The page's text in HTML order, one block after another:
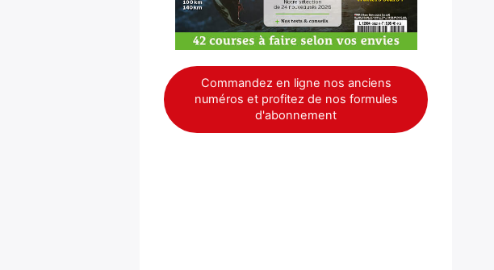
Commandez en ligne nos anciens
numéros et profitez de nos formules
d'abonnement